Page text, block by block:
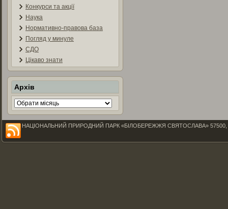
Конкурси та акції
Наука
Нормативно-правова база
Погляд у минуле
СДО
Цікаво знати
Архів
Архів
НАЦІОНАЛЬНИЙ ПРИРОДНИЙ ПАРК «БІЛОБЕРЕЖЖЯ СВЯТОСЛАВА» 57500,